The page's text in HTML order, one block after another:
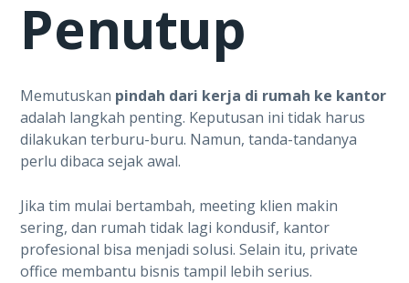
Penutup
Memutuskan pindah dari kerja di rumah ke kantor
adalah langkah penting. Keputusan ini tidak harus
dilakukan terburu-buru. Namun, tanda-tandanya
perlu dibaca sejak awal.
Jika tim mulai bertambah, meeting klien makin
sering, dan rumah tidak lagi kondusif, kantor
profesional bisa menjadi solusi. Selain itu, private
office membantu bisnis tampil lebih serius.